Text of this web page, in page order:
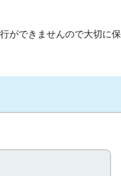
ができませんので大切に保